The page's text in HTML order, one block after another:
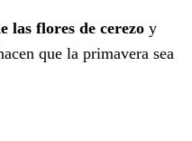
las flores de cerezo y
que la primavera sea